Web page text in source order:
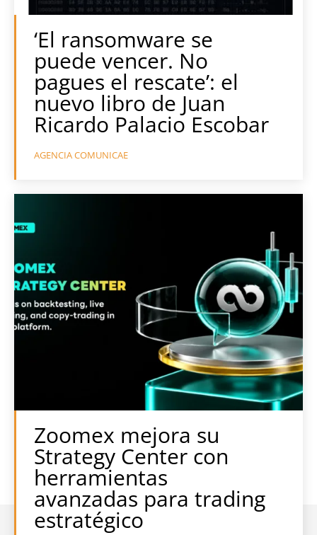
‘El ransomware se
puede vencer. No
pagues el rescate’: el
nuevo libro de Juan
Ricardo Palacio Escobar
AGENCIA COMUNICAE
Zoomex mejora su
Strategy Center con
herramientas
avanzadas para trading
estratégico